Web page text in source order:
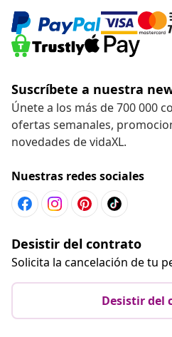
Suscríbete a nuestra
Únete a los más de 700 000
ofertas semanales,
novedades de vidaXL.
Nuestras redes sociales
Desistir del contrato
Solicita la cancelación de tu
Desistir del